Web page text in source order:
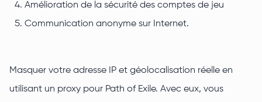
Amélioration de la sécurité des comptes de jeu
Communication anonyme sur Internet.
Masquer votre adresse IP et géolocalisation réelle en
utilisant un proxy pour Path of Exile. Avec eux, vous